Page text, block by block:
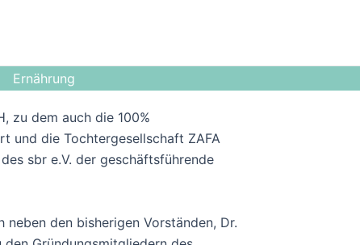
Ernährung
zu dem auch die 100%
und die Tochtergesellschaft ZAFA
sbr e.V. der geschäftsführende
den bisherigen Vorständen, Dr.